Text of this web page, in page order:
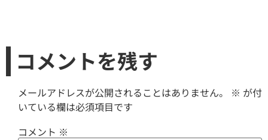
コメントを残す
メールアドレスが公開されることはありません。 ※ が付
いている欄は必須項目です
コメント ※